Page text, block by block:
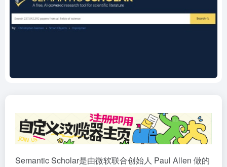
Semantic Scholar是由微软联合创始人 Paul Allen 做的